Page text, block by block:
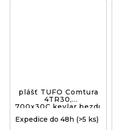
plášť TUFO Comtura
4TR30,
700x30C,kevlar,bezduš.,b
Expedice do 48h (>5 ks)